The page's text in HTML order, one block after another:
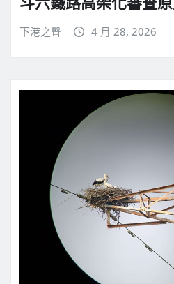
下港之聲 4 月 28, 2026